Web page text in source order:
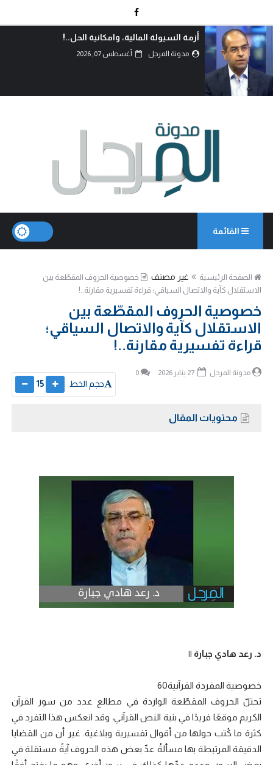
أزمة السيولة المالية، وامكانية الحل..!
مدونة المرجل أغسطس 07, 2026
القائمة
الصفحة الرئيسية غير مصنف
خصوصية الحروف المقطّعة بين
الاستقلال كآية والاتصال السياقي؛ قراءة تفسيرية مقارنة..!
خصوصية الحروف المقطّعة بين
الاستقلال كآية والاتصال السياقي؛
قراءة تفسيرية مقارنة..!
مدونة المرجل 0
حجم الخط 15
محتويات المقال
د. رعد هادي جبارة ||
خصوصية المفردة القرآنية60
تحتلّ الحروف المقطّعة الواردة في مطالع عدد من سور القرآن
الكريم موقعًا فريدًا في بنية النص القرآني، وقد انعكس هذا التفرد في
كثرة ما كُتب حولها من أقوال تفسيرية وبلاغية. غير أن من القضايا
الدقيقة المرتبطة بها مسألةُ عدِّ بعض هذه الحروف آيةً مستقلة في